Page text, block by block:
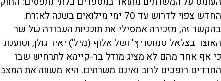
החדש צפוי לדרוש עד 70 ימי מילואים בשנה לאזרח.
בהקשר זה, מזכירה אמסילי את תוכניות העבודה של שר
האוצר בצלאל סמוטריץ' ושל אלוף (מיל') יאיר גולן, וטוענת
כי אף אחד מהם לא מציג מודל בר-קיימא לתרחיש שבו
החרדים הופכים לרוב ואינם משרתים. היא משווה את המצב